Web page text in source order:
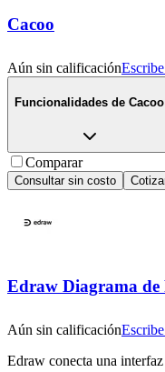
Cacoo
Aún sin calificación
Funcionalidades de Cacoo
Comparar
Consultar sin costo
Edraw Diagrama de
Aún sin calificación
Edraw conecta una